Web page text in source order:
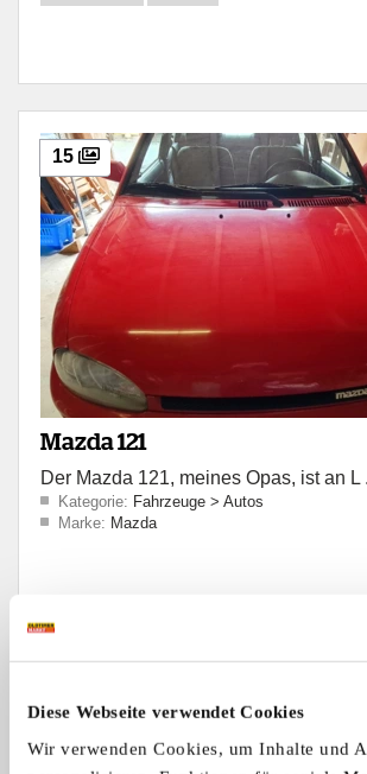
Diese Webseite verwendet Cookies
Wir verwenden Cookies, um Inhalte und
15
Mazda 121
Der Mazda 121, meines Opas, ist an L
Kategorie: Fahrzeuge > Autos
Marke: Mazda